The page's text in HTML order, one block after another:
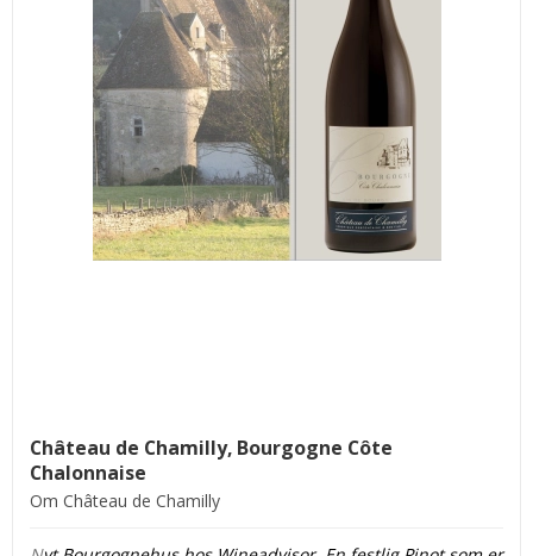
Château de Chamilly, Bourgogne Côte
Chalonnaise
Om Château de Chamilly